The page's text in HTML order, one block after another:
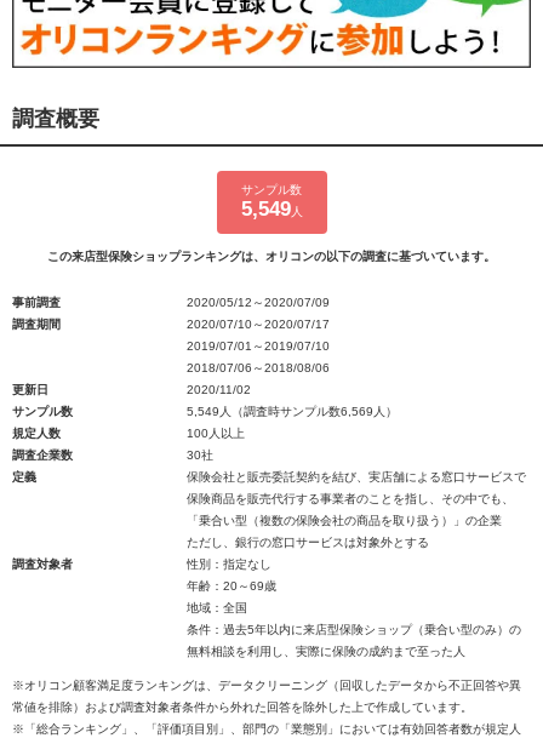
調査概要
サンプル数
5,549人
この来店型保険ショップランキングは、オリコンの以下の調査に基づいています。
事前調査
2020/05/12～2020/07/09
調査期間
2020/07/10～2020/07/17
2019/07/01～2019/07/10
2018/07/06～2018/08/06
更新日
2020/11/02
サンプル数
5,549人（調査時サンプル数6,569人）
規定人数
100人以上
調査企業数
30社
定義
保険会社と販売委託契約を結び、実店舗による窓口サービスで
保険商品を販売代行する事業者のことを指し、その中でも、
「乗合い型（複数の保険会社の商品を取り扱う）」の企業
ただし、銀行の窓口サービスは対象外とする
調査対象者
性別：指定なし
年齢：20～69歳
地域：全国
条件：過去5年以内に来店型保険ショップ（乗合い型のみ）の
無料相談を利用し、実際に保険の成約まで至った人
※オリコン顧客満足度ランキングは、データクリーニング（回収したデータから不正回答や異
常値を排除）および調査対象者条件から外れた回答を除外した上で作成しています。
※「総合ランキング」、「評価項目別」、部門の「業態別」においては有効回答者数が規定人